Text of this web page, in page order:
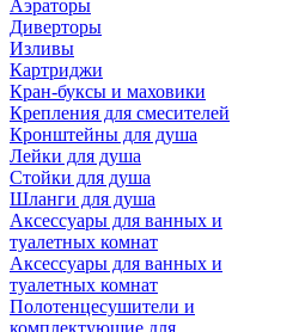
Аэраторы
Диверторы
Изливы
Картриджи
Кран-буксы и маховики
Крепления для смесителей
Кронштейны для душа
Лейки для душа
Стойки для душа
Шланги для душа
Аксессуары для ванных и
туалетных комнат
Аксессуары для ванных и
туалетных комнат
Полотенцесушители и
комплектующие для